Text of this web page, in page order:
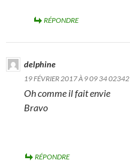
RÉPONDRE
delphine
19 FÉVRIER 2017 À 9 09 34 02342
Oh comme il fait envie
Bravo
RÉPONDRE